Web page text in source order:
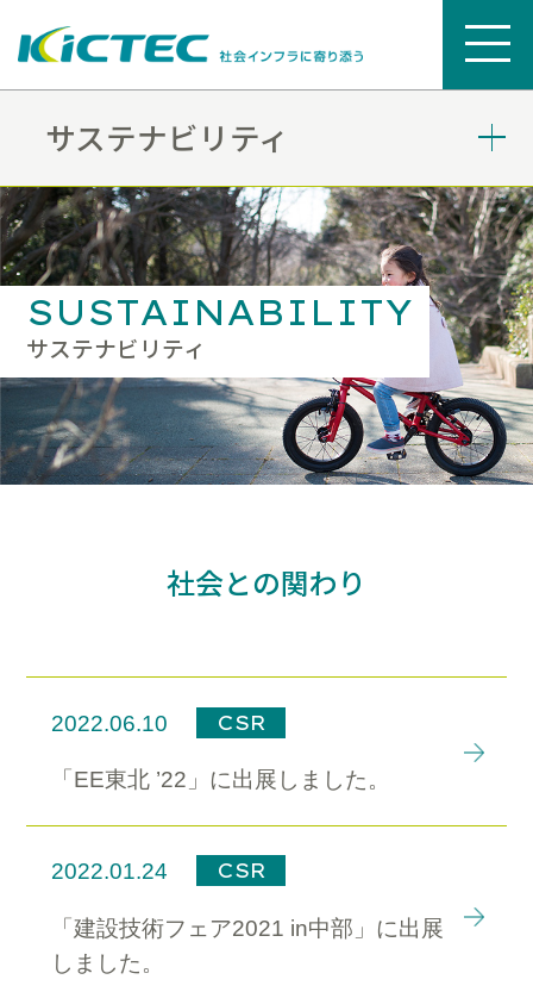
サステナビリティ
SUSTAINABILITY
サステナビリティ
社会との関わり
2022.06.10 CSR
「EE東北 ’22」に出展しました。
2022.01.24 CSR
「建設技術フェア2021 in中部」に出展
しました。